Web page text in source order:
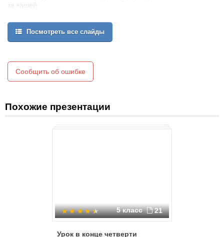
за кашей
получается ДВА
2
Посмотреть все слайды
Сообщить об ошибке
Похожие презентации
5 класс 21
Урок в конце четверти